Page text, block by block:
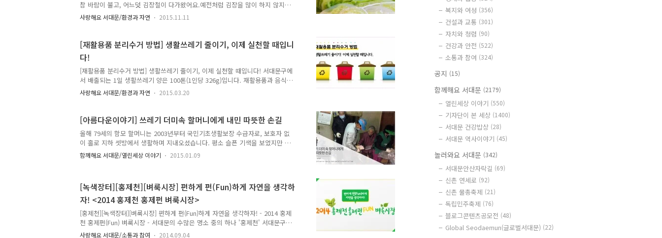
참 바람이 불고, 어느덧 김장철이 다가왔어요.예전처럼 김장을 많이 하지 않지
만, 조금 하더라도 평소보다 많이 생기는 쓰레기 때문에 걱정이셨죠. 어떻게 처
리해야 하는지 고민도 하시고요. TONG지기가 주부 여러분의 걱정을 덜어드리고
지 36일간 '김장쓰레기 특별수거기간'으로 정하였어요.가정에서 발생하는 김장쓰
레기를 신속하게 수거할 수 있도록 노력할게요. 김장쓰레기 처리방법 함께 알아
볼까요^^ 김장쓰레기 배출방법☞ 김장쓰레기 특별수서기간 : 2015년 11월 15일
~ 12월 20일 (36일간)☞ 처리대상 : 일반주택 각 가정 김장쓰레기☞ 김장쓰레기
배..
사랑해요 서대문/환경과 자연 2015.11.11
[재활용품 분리수거 방법] 생활쓰레기 줄이기, 이제 실천할 때입니
다!
[재활용품 분리수거 방법] 생활쓰레기 줄이기, 이제 실천할 때입니다! 서대문구에
서 배출되는 1일 생활쓰레기 양은 100톤(1인당 326g)입니다. 재활용품과 음식물
쓰레기가 제대로 분리 배출되지 않아 생활쓰레기 양이 급격하게 증가하고 있어
요! 쓰레기를 올바르게 분리 배출하는 일!! 여러분의 적극적인 참여가 필요하겠
법 종류 세부품목 배출방법 종이류 종이컵, 종이팩 - 물로 헹군 후 압착 상자류,
책자, 인쇄용지 - 비닐코팅 부분, 테이프, 스프링 등 제거 신문지 - 물기에 젖지
않도록 반듯하게 핀 후 묶어서 배출 유리병류 음료수병, 기타 병류 - 병뚜껑을 제
거 후 내용물을 비우고 배출 고철류 고철, 비철금속류 - 고무, 플라스틱 등..
사랑해요 서대문/환경과 자연 2015.03.20
[아름다운이야기] 쓰레기 더미속 할머니에게 내민 따뜻한 손길
올해 79세의 함모 할머니는 2003년부터 국민기초생활보장 수급자로, 보호자 없
이 홀로 지하 셋방에서 생활하며 지내오셨습니다. 평소 슬픈 기색을 보였지만 사
람들이 자신의 집을 방문하는 것을 꺼려해 자세한 집안 형편은 그 누구도 알 수
없었지요. 그러던 중 홍제1동 박영갑 동장이 할머니 병문안을 하던 차에 할머니
박 동장은 이를 보자마자 놀라움과 걱정이 앞섰습니다. 생각보다 너무 많은 쓰레
기가 쌓여있었기 때문이지요. 이후 홍제1동 주민센터는 할머니 댁에 주 3회 가정
방문을 통해 집 안 청소와 병원치료를 꾸준하게 권했습니다. 그리고, 마침내 8개
월간의 ..
함께해요 서대문/열린세상 이야기 2015.01.09
[녹색장터][홍제천][벼룩시장] 편하게 펀(Fun)하게 자연을 생각하
자! <2014 홍제천 홍제펀 벼룩시장>
[홍제천][녹색장터][벼룩시장] 편하게 펀(Fun)하게 자연을 생각하자! - 2014 홍제
천 홍제펀(Fun) 벼룩시장 - 서대문의 수많은 명소 중의 하나 '홍제천' 서대문구의
자랑거리 중 하나 '나눔' 자연을 생각하는 '녹색장터'까지 서대문구의 자랑거리
사랑해요 서대문/소통과 참여 2014.09.04
복지와 여성 (356)
건설과 교통 (301)
자치와 청렴 (90)
건강과 안전 (522)
소통과 참여 (324)
공지 (15)
함께해요 서대문 (2179)
열린세상 이야기 (550)
기자단이 본 세상 (1400)
서대문 건강밥상 (28)
서대문 역사이야기 (45)
놀러와요 서대문 (342)
서대문안산자락길 (69)
신촌 연세로 (92)
신촌 물총축제 (21)
독립민주축제 (76)
블로그콘텐츠공모전 (48)
Global Seodaemun(글로벌서대문) (22)